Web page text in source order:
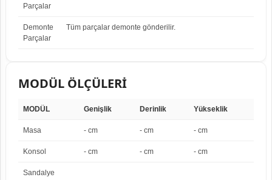
Parçalar
Demonte
Parçalar
Tüm parçalar demonte gönderilir.
MODÜL ÖLÇÜLERİ
MODÜL Genişlik Derinlik Yükseklik
Masa - cm - cm - cm
Konsol - cm - cm - cm
Sandalye